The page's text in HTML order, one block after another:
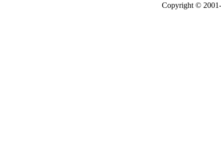
Copyright ©